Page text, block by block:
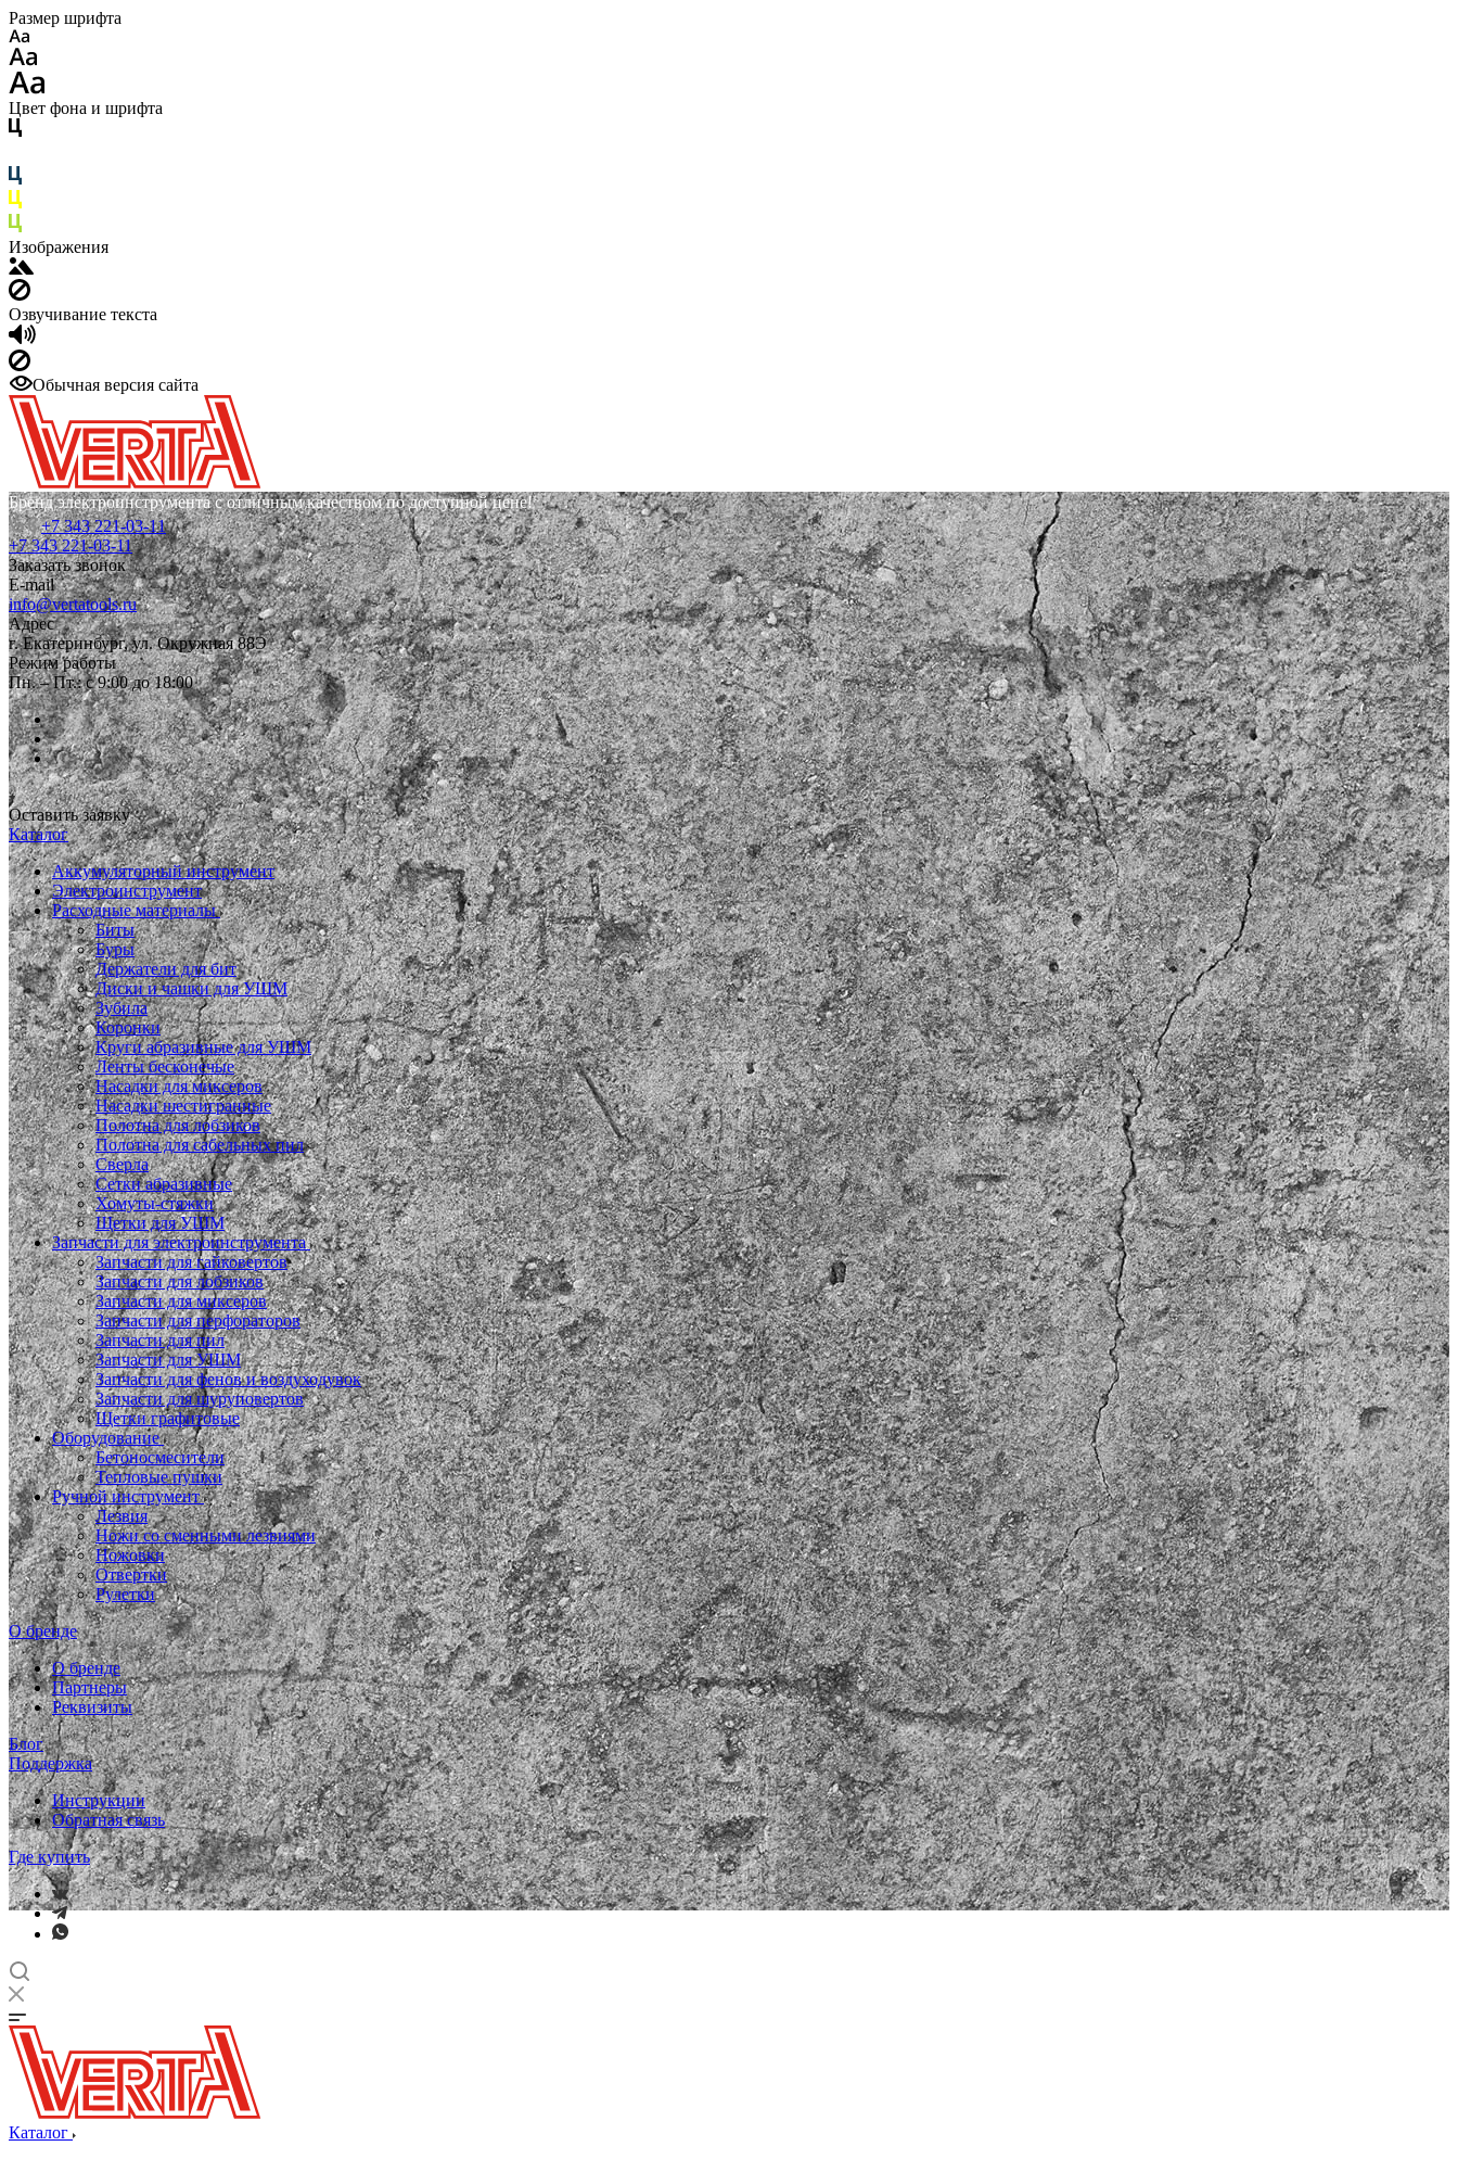
Размер шрифта
Цвет фона и шрифта
Изображения
Озвучивание текста
Обычная версия сайта
Бренд электроинструмента с отличным качеством по доступной цене!
+7 343 221-03-11
+7 343 221-03-11
Заказать звонок
E-mail
info@vertatools.ru
Адрес
г. Екатеринбург, ул. Окружная 88Э
Режим работы
Пн. – Пт.: с 9:00 до 18:00
Оставить заявку
Каталог
Аккумуляторный инструмент
Электроинструмент
Расходные материалы
Биты
Буры
Держатели для бит
Диски и чашки для УШМ
Зубила
Коронки
Круги абразивные для УШМ
Ленты бесконечые
Насадки для миксеров
Насадки шестигранные
Полотна для лобзиков
Полотна для сабельных пил
Сверла
Сетки абразивные
Хомуты-стяжки
Щетки для УШМ
Запчасти для электроинструмента
Запчасти для гайковертов
Запчасти для лобзиков
Запчасти для миксеров
Запчасти для перфораторов
Запчасти для пил
Запчасти для УШМ
Запчасти для фенов и воздуходувок
Запчасти для шуруповертов
Щетки графитовые
Оборудование
Бетоносмесители
Тепловые пушки
Ручной инструмент
Лезвия
Ножи со сменными лезвиями
Ножовки
Отвертки
Рулетки
О бренде
О бренде
Партнеры
Реквизиты
Блог
Поддержка
Инструкции
Обратная связь
Где купить
Каталог